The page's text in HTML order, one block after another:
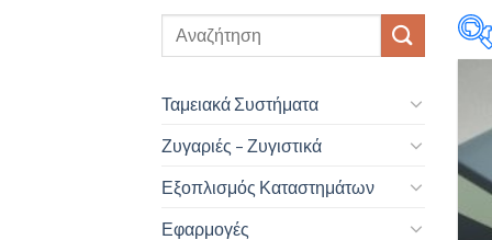
Ταμειακά Συστήματα
Ζυγαριές – Ζυγιστικά
Εξοπλισμός Καταστημάτων
Εφαρμογές